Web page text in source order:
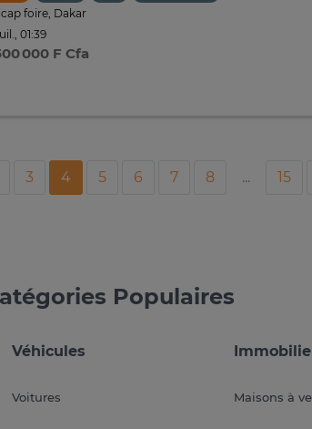
foire, Dakar
01:39
000 F Cfa
3 4 5 6 7 8 ... 15
Populaires
Véhicules
Voitures Maisons à